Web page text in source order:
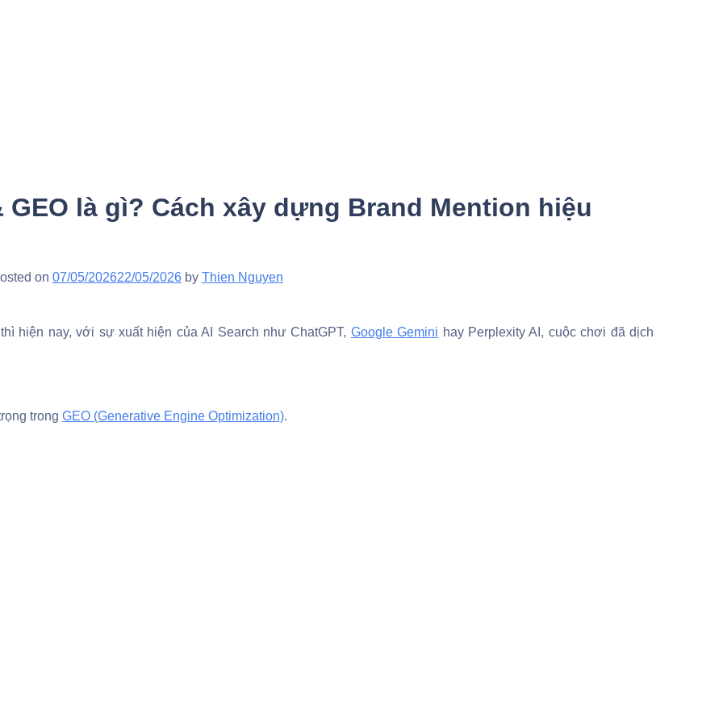
là gì? Cách xây dựng Brand Mention hiệu
on 07/05/202622/05/2026 by Thien Nguyen
hiện nay, với sự xuất hiện của AI Search như ChatGPT, Google Gemini hay Perplexity AI, cuộc chơi đã dịch
trong GEO (Generative Engine Optimization).